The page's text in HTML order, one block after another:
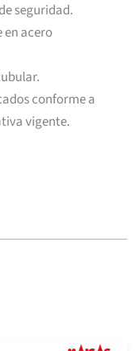
seguridad.
en acero
conforme a
vigente.